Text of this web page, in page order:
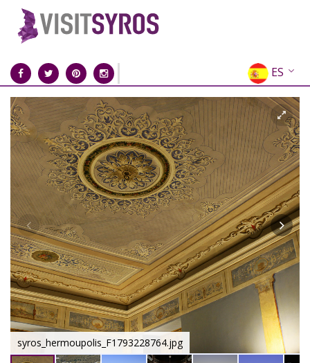
ES
EN
EL
FR
DE
IT
RU
CN
syros_hermoupolis_F1793228764.jpg